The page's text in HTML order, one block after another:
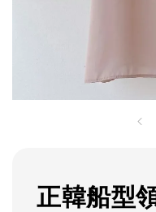
正韓船型